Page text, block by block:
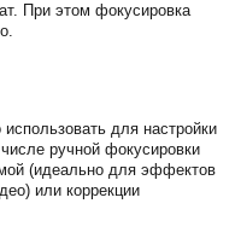
При этом фокусировка
для настройки
ручной фокусировки
(идеально для эффектов
или коррекции